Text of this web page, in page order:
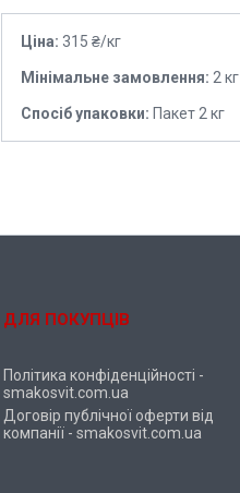
Ціна: 315 ₴/кг
Мінімальне замовлення: 2 кг
Спосіб упаковки: Пакет 2 кг
ДЛЯ ПОКУПЦІВ
Політика конфіденційності -
smakosvit.com.ua
Договір публічної оферти від
компанії - smakosvit.com.ua